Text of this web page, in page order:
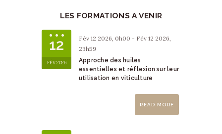
LES FORMATIONS A VENIR
12
FÉV 2026
Fév 12 2026, 0h00 - Fév 12 2026,
23h59
Approche des huiles
essentielles et réflexion sur leur
utilisation en viticulture
READ MORE